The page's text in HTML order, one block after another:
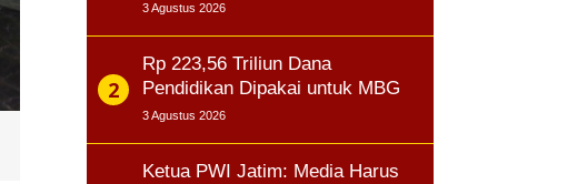
3 Agustus 2026
Rp 223,56 Triliun Dana
Pendidikan Dipakai untuk MBG
3 Agustus 2026
Ketua PWI Jatim: Media Harus